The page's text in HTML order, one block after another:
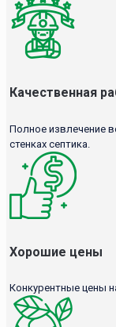
Качественная
Полное извлечение
стенках септика.
Хорошие цены
Конкурентные цены